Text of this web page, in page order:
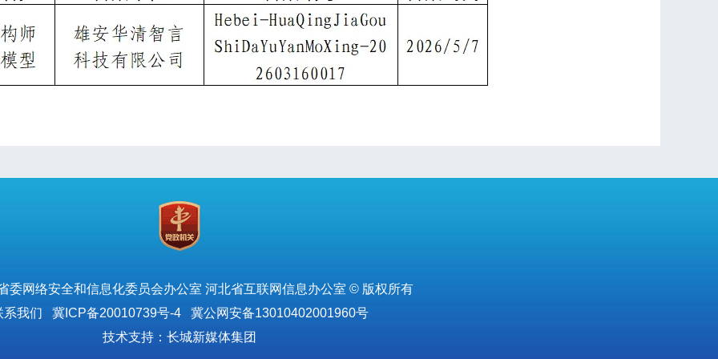
委网络安全和信息化委员会办公室 河北省互联网信息办公室 © 版权所有
系我们
冀ICP备20010739号-4冀公网安备13010402001960号
技术支持：长城新媒体集团